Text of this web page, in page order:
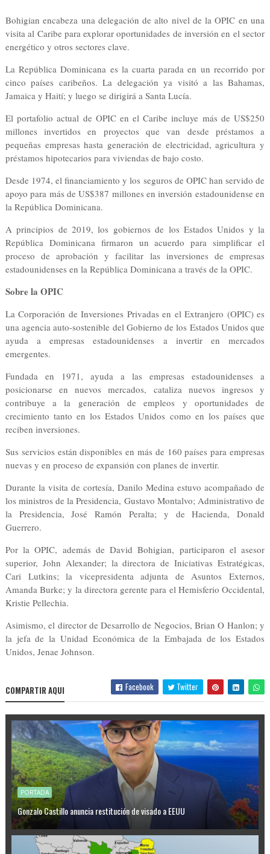
Bohigian encabeza una delegación de alto nivel de la OPIC en una
visita al Caribe para explorar oportunidades de inversión en el sector
energético y otros sectores clave.
La República Dominicana es la cuarta parada en un recorrido por
cinco países caribeños. La delegación ya visitó a las Bahamas,
Jamaica y Haití; y luego se dirigirá a Santa Lucía.
El portafolio actual de OPIC en el Caribe incluye más de US$250
millones invertidos en proyectos que van desde préstamos a
pequeñas empresas hasta generación de electricidad, agricultura y
préstamos hipotecarios para viviendas de bajo costo.
Desde 1974, el financiamiento y los seguros de OPIC han servido de
apoyo para más de US$387 millones en inversión estadounidense en
la República Dominicana.
A principios de 2019, los gobiernos de los Estados Unidos y la
República Dominicana firmaron un acuerdo para simplificar el
proceso de aprobación y facilitar las inversiones de empresas
estadounidenses en la República Dominicana a través de la OPIC.
Sobre la OPIC
La Corporación de Inversiones Privadas en el Extranjero (OPIC) es
una agencia auto-sostenible del Gobierno de los Estados Unidos que
ayuda a empresas estadounidenses a invertir en mercados
emergentes.
Fundada en 1971, ayuda a las empresas estadounidenses a
posicionarse en nuevos mercados, cataliza nuevos ingresos y
contribuye a la generación de empleos y oportunidades de
crecimiento tanto en los Estados Unidos como en los países que
reciben inversiones.
Sus servicios están disponibles en más de 160 países para empresas
nuevas y en proceso de expansión con planes de invertir.
Durante la visita de cortesía, Danilo Medina estuvo acompañado de
los ministros de la Presidencia, Gustavo Montalvo; Administrativo de
la Presidencia, José Ramón Peralta; y de Hacienda, Donald
Guerrero.
Por la OPIC, además de David Bohigian, participaron el asesor
superior, John Alexander; la directora de Iniciativas Estratégicas,
Cari Lutkins; la vicepresidenta adjunta de Asuntos Externos,
Amanda Burke; y la directora gerente para el Hemisferio Occidental,
Kristie Pellechia.
Asimismo, el director de Desarrollo de Negocios, Brian O Hanlon; y
la jefa de la Unidad Económica de la Embajada de los Estados
Unidos, Jenae Johnson.
COMPARTIR AQUI Facebook Twitter
PORTADA
Gonzalo Castillo anuncia restitución de visado a EEUU